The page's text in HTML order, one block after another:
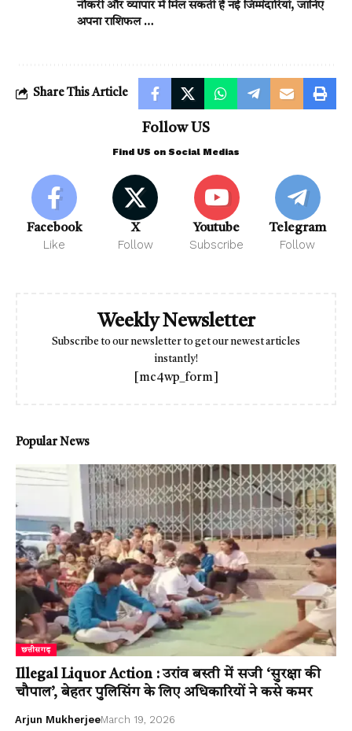
नौकरी और व्यापार में मिल सकती हैं नई जिम्मेदारियां, जानिए
अपना राशिफल …
Share This Article
Follow US
Find US on Social Medias
Facebook
Like
X
Follow
Youtube
Subscribe
Telegram
Follow
Weekly Newsletter
Subscribe to our newsletter to get our newest articles
instantly!
[mc4wp_form]
Popular News
छत्तीसगढ़
Illegal Liquor Action : उरांव बस्ती में सजी ‘सुरक्षा की
चौपाल’, बेहतर पुलिसिंग के लिए अधिकारियों ने कसे कमर
Arjun MukherjeeMarch 19, 2026